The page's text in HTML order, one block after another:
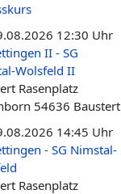
12:30 Uhr
II - SG
Wolsfeld II
Rasenplatz
54636 Baustert
14:45 Uhr
- SG Nimstal-
Rasenplatz